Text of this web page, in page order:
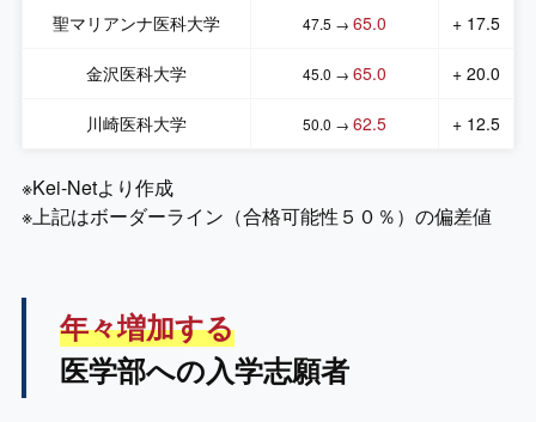
聖マリアンナ医科大学 47.5 → 65.0 + 17.5
金沢医科大学 45.0 → 65.0 + 20.0
川崎医科大学 50.0 → 62.5 + 12.5
※Kei-Netより作成
※上記はボーダーライン（合格可能性５０％）の偏差値
年々増加する
医学部への入学志願者